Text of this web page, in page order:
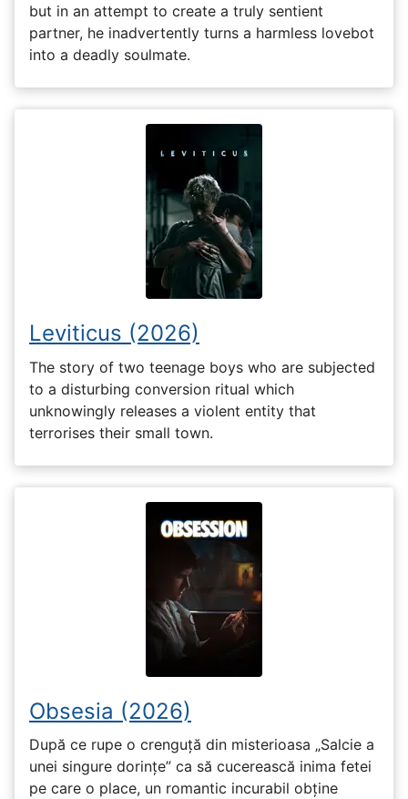
but in an attempt to create a truly sentient
partner, he inadvertently turns a harmless lovebot
into a deadly soulmate.
Leviticus (2026)
The story of two teenage boys who are subjected
to a disturbing conversion ritual which
unknowingly releases a violent entity that
terrorises their small town.
Obsesia (2026)
După ce rupe o crenguță din misterioasa „Salcie a
unei singure dorințe” ca să cucerească inima fetei
pe care o place, un romantic incurabil obține